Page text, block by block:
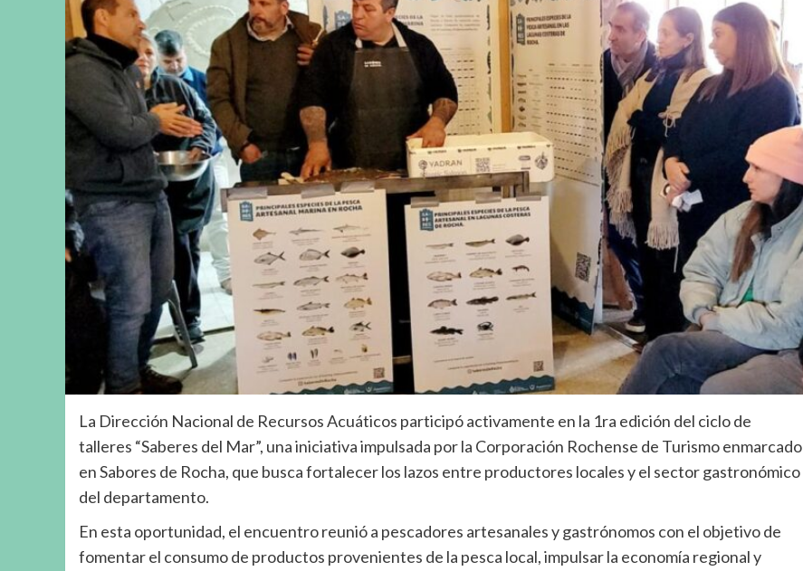
La Dirección Nacional de Recursos Acuáticos participó activamente en la 1ra edición del ciclo de
talleres “Saberes del Mar”, una iniciativa impulsada por la Corporación Rochense de Turismo enmarcado
en Sabores de Rocha, que busca fortalecer los lazos entre productores locales y el sector gastronómico
del departamento.
En esta oportunidad, el encuentro reunió a pescadores artesanales y gastrónomos con el objetivo de
fomentar el consumo de productos provenientes de la pesca local, impulsar la economía regional y